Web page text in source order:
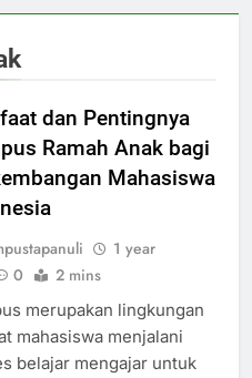
dan Pentingnya
Ramah Anak bagi
Mahasiswa
1 year
0 2 mins
merupakan lingkungan
mahasiswa menjalani
belajar mengajar untuk